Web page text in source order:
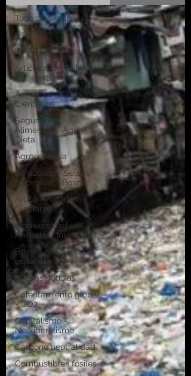
Todas las entradas
IPCC
IPBES
Artículos de Opinión -
Entrevistas
Activismo - Greta -
Científicos
Seguridad
Alimentaria-Agua-
Dieta
Agroecología
Amazonas - Selvas
tropicales - Bosq
Artico - Antártida -
Glaciares
Biodiversidad -
Animales- Insectos
Bruno Latour en
español
Buenas noticias
Calentamiento global
- CO2
Capitalismo -
Neoliberalismo
Carbono neutralidad
Combustibles fósiles